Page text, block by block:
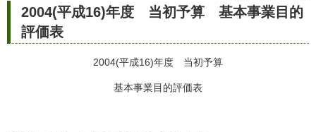
2004(平成16)年度 当初予算 基本事業目的
評価表
2004(平成16)年度 当初予算
基本事業目的評価表